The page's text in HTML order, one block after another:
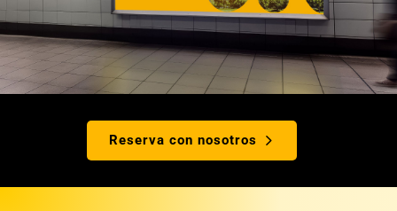
Reserva con nosotros